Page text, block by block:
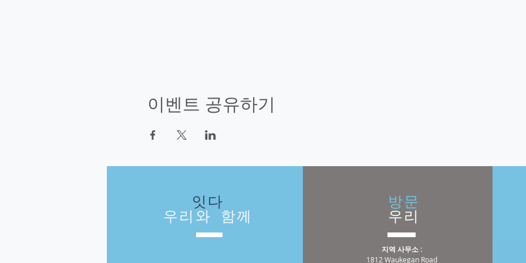
이벤트 공유하기
잇다
우리와 함께
방문
우리
지역 사무소 :
1812 Waukegan Road